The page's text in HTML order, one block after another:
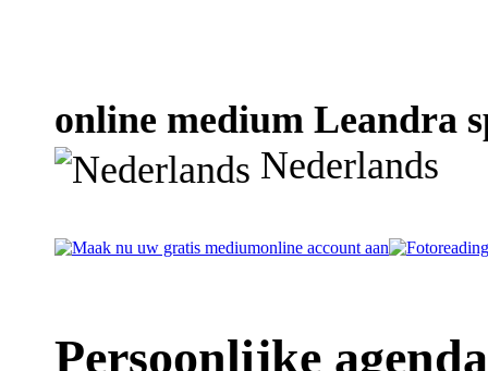
online medium Leandra
Nederlands
Persoonlijke